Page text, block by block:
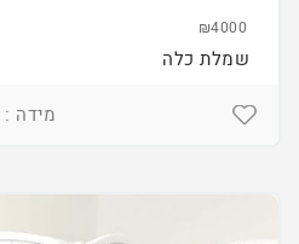
₪4000
שמלת כלה
מידה : 34, 36, 38, 40, 42, 44, 46